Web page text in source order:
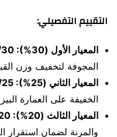
التقييم التفصيلي:
المعيار الأول (30%): 26/30
المجوفة لتخفيف وزن
المعيار الثاني (25%): 20/25
الخفيفة على العمارة
المعيار الثالث (20%): 15/20
والمرنة لضمان استقرار